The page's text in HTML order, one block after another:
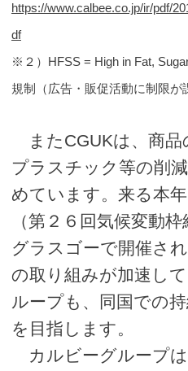
https://www.calbee.co.jp/ir/pdf/
df
※２）HFSS = High in Fat,
規制（広告・販促活動に制限が
またCGUKは、商品
プラスチック等の削
めています。来る本
（第２６回気候変動
グラスゴーで開催さ
の取り組みが加速し
ループも、同国での
を目指します。
カルビーグループ